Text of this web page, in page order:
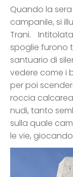
Quando la
campanile, si
Trani. Intitolata
spoglie furono
santuario di
vedere come i
per poi
roccia
nudi, tanto
sulla quale
le vie,